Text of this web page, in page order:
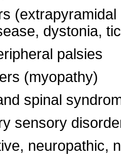
dystonia,
palsies
(myopathy)
spinal
sensory
neuropathic,